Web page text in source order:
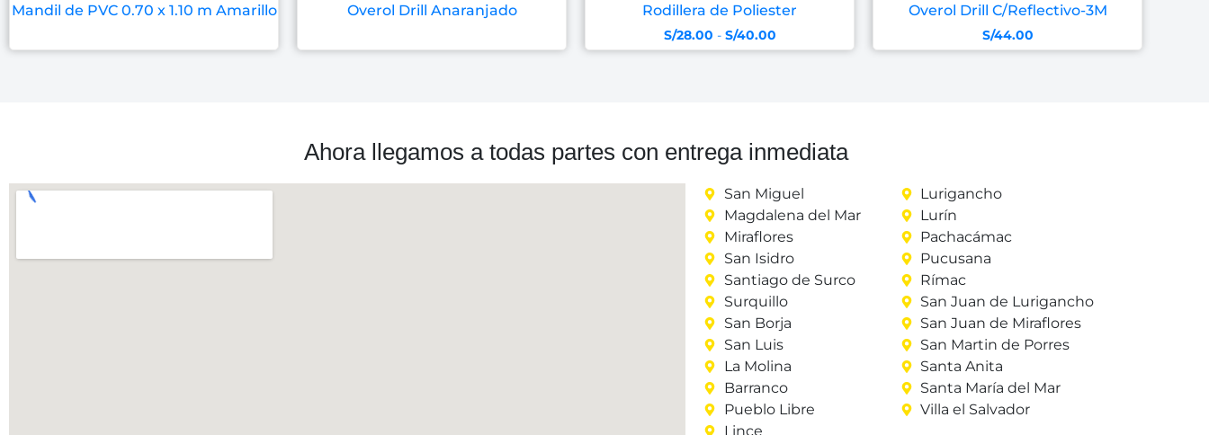
Mandil de PVC 0.70 x 1.10 m Amarillo Overol Drill Anaranjado Rodillera de Poliester
S/28.00 - S/40.00
Overol Drill C/Reflectivo-3M
S/44.00
Ahora llegamos a todas partes con entrega inmediata
San Miguel
Magdalena del Mar
Miraflores
San Isidro
Santiago de Surco
Surquillo
San Borja
San Luis
La Molina
Barranco
Pueblo Libre
Lince
Lurigancho
Lurín
Pachacámac
Pucusana
Rímac
San Juan de Lurigancho
San Juan de Miraflores
San Martin de Porres
Santa Anita
Santa María del Mar
Villa el Salvador